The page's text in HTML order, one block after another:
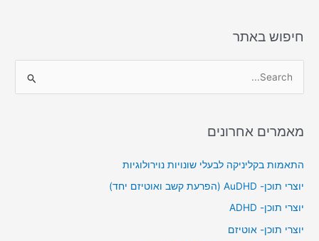
חיפוש באתר
r
o
r
מאמרים אחרונים
התאמות בקליניקה לבעלי שונויות נוירולוגיות
יוצרי תוכן- AuDHD (הפרעת קשב ואוטיזם יחד)
יוצרי תוכן- ADHD
יוצרי תוכן- אוטיזם